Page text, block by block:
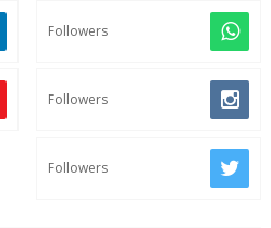
Followers
Followers
Followers